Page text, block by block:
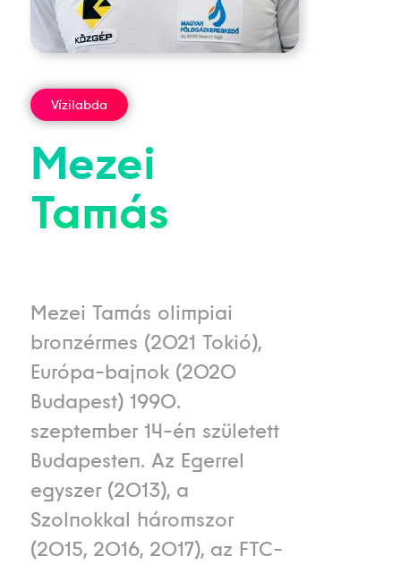
Vízilabda
Mezei
Tamás
Mezei Tamás olimpiai
bronzérmes (2021 Tokió),
Európa-bajnok (2020
Budapest) 1990.
szeptember 14-én született
Budapesten. Az Egerrel
egyszer (2013), a
Szolnokkal háromszor
(2015, 2016, 2017), az FTC-